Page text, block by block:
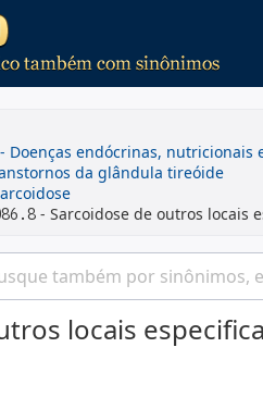
Doenças endócrinas, nutricionais
da glândula tireóide
- Sarcoidose de outros locais
locais